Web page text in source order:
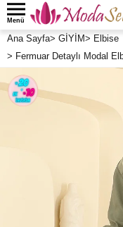
Menü
Ana Sayfa> GİYİM> Elbise
> Fermuar Detaylı Modal